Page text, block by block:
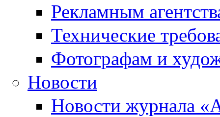
Рекламным
Технические
Фотографам и
Новости
Новости журнала